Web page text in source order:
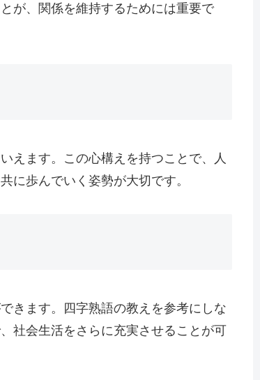
が、関係を維持するためには重要で
えます。この心構えを持つことで、人
に歩んでいく姿勢が大切です。
きます。四字熟語の教えを参考にしな
社会生活をさらに充実させることが可